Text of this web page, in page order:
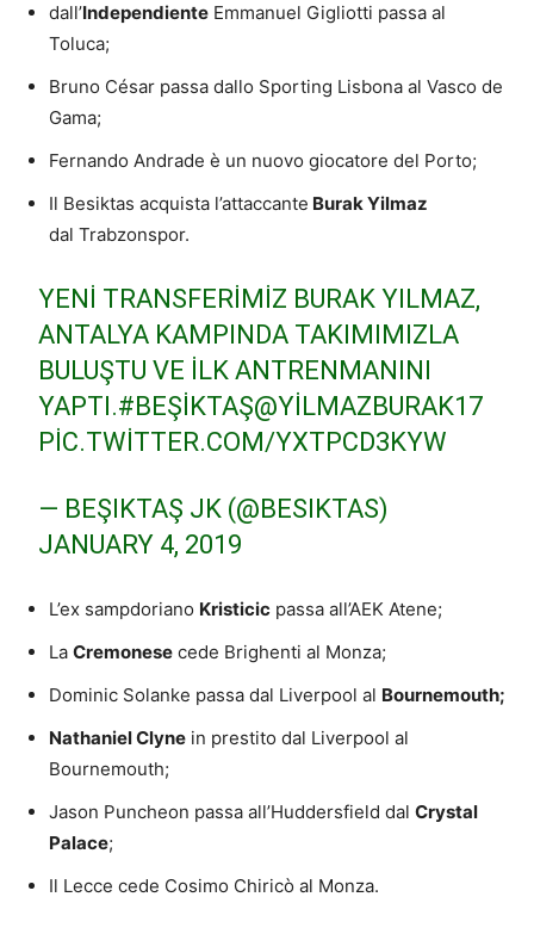
dall’Independiente Emmanuel Gigliotti passa al
Toluca;
Bruno César passa dallo Sporting Lisbona al Vasco de
Gama;
Fernando Andrade è un nuovo giocatore del Porto;
Il Besiktas acquista l’attaccante Burak Yilmaz
dal Trabzonspor.
YENI TRANSFERIMIZ BURAK YILMAZ,
ANTALYA KAMPINDA TAKIMIMIZLA
BULUŞTU VE ILK ANTRENMANINI
YAPTI.#BEŞIKTAŞ@YILMAZBURAK17
PIC.TWITTER.COM/YXTPCD3KYW
— BEŞIKTAŞ JK (@BESIKTAS)
JANUARY 4, 2019
L’ex sampdoriano Kristicic passa all’AEK Atene;
La Cremonese cede Brighenti al Monza;
Dominic Solanke passa dal Liverpool al Bournemouth;
Nathaniel Clyne in prestito dal Liverpool al
Bournemouth;
Jason Puncheon passa all’Huddersfield dal Crystal
Palace;
Il Lecce cede Cosimo Chiricò al Monza.